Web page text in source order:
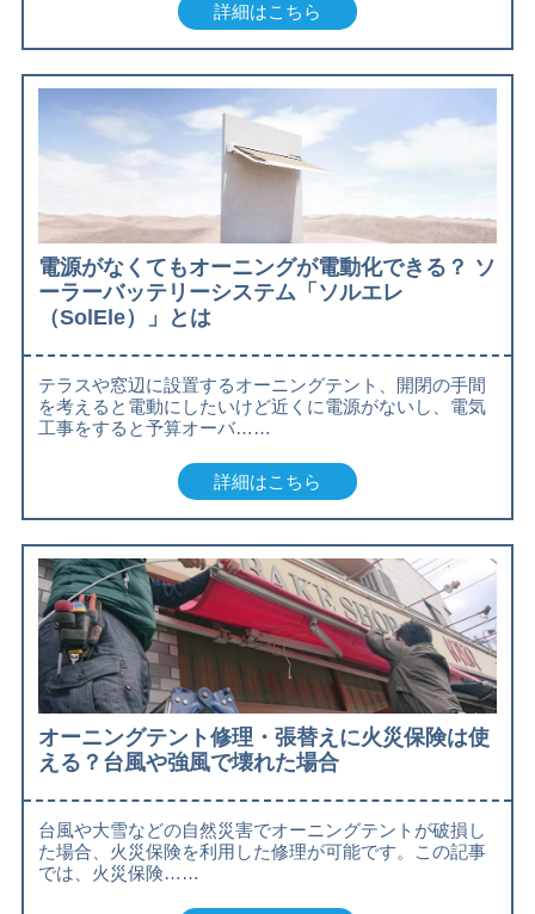
詳細はこちら
電源がなくてもオーニングが電動化できる？ ソ
ーラーバッテリーシステム「ソルエレ
（SolEle）」とは
テラスや窓辺に設置するオーニングテント、開閉の手間
を考えると電動にしたいけど近くに電源がないし、電気
工事をすると予算オーバ……
詳細はこちら
オーニングテント修理・張替えに火災保険は使
える？台風や強風で壊れた場合
台風や大雪などの自然災害でオーニングテントが破損し
た場合、火災保険を利用した修理が可能です。この記事
では、火災保険……